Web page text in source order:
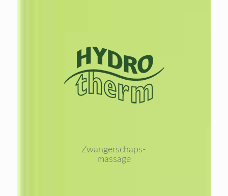
Lees
meer
Zwangerschaps-
massage